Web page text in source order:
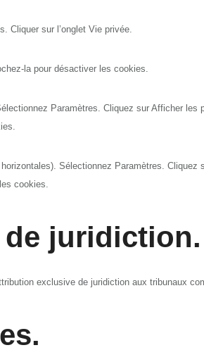
Cliquer sur l’onglet Vie privée.
la pour désactiver les cookies.
Paramètres. Cliquez sur Afficher les
Sélectionnez Paramètres. Cliquez
cookies.
juridiction.
exclusive de juridiction aux tribunaux